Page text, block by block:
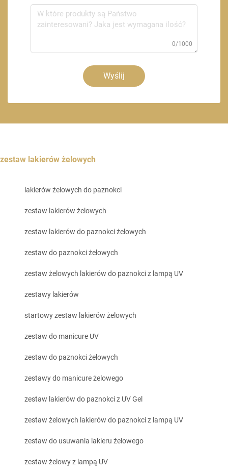
0/1000
Wyślij
zestaw lakierów żelowych
lakierów żelowych do paznokci
zestaw lakierów żelowych
zestaw lakierów do paznokci żelowych
zestaw do paznokci żelowych
zestaw żelowych lakierów do paznokci z lampą UV
zestawy lakierów
startowy zestaw lakierów żelowych
zestaw do manicure UV
zestaw do paznokci żelowych
zestawy do manicure żelowego
zestaw lakierów do paznokci z UV Gel
zestaw żelowych lakierów do paznokci z lampą UV
zestaw do usuwania lakieru żelowego
zestaw żelowy z lampą UV